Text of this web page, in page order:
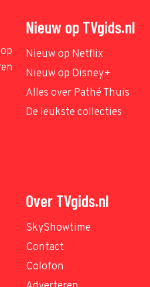
Nieuw op TVgids.nl
Nieuw op Netflix
Nieuw op Disney+
Alles over Pathé Thuis
De leukste collecties
Over TVgids.nl
SkyShowtime
Contact
Colofon